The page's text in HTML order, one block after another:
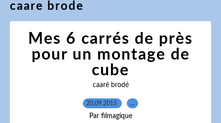
caare brode
Mes 6 carrés de près
pour un montage de
cube
caaré brodé
20.09.2015 …
Par filmagique